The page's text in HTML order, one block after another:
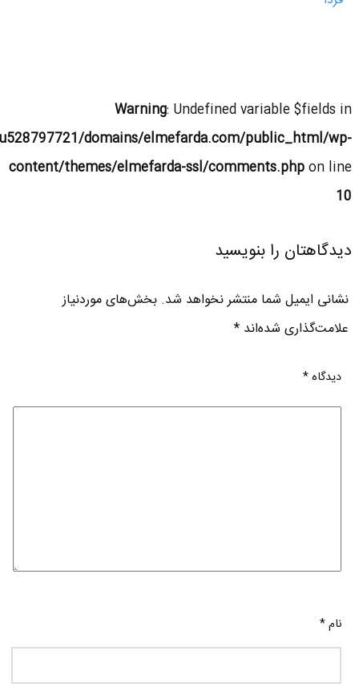
Warning: Undefined variable $fields in
domains/elmefarda.com/public_html/wp-
content/themes/elmefarda-ssl/comments.phpon line
10
دیدگاهتان را بنویسید
نشانی ایمیل شما منتشر نخواهد شد. بخش‌های موردنیاز
علامت‌گذاری شده‌اند*
دیدگاه*
نام*